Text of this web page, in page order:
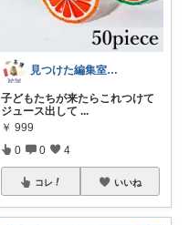
見つけた編集室｜DESIGN
子どもたちが来たらこれつけて
ジュース出して ...
￥ 999
0 0 4
コレ いいね